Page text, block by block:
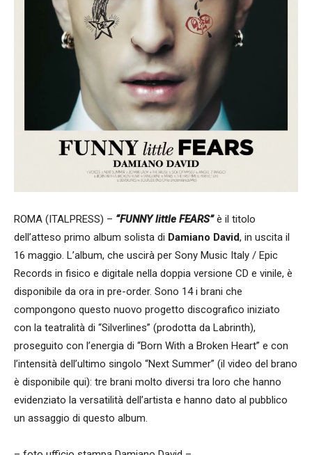
ROMA (ITALPRESS) – “FUNNY little FEARS” è il titolo
dell’atteso primo album solista di Damiano David, in uscita il
16 maggio. L’album, che uscirà per Sony Music Italy / Epic
Records in fisico e digitale nella doppia versione CD e vinile, è
disponibile da ora in pre-order. Sono 14 i brani che
compongono questo nuovo progetto discografico iniziato
con la teatralità di “Silverlines” (prodotta da Labrinth),
proseguito con l’energia di “Born With a Broken Heart” e con
l’intensità dell’ultimo singolo “Next Summer” (il video del brano
è disponibile qui): tre brani molto diversi tra loro che hanno
evidenziato la versatilità dell’artista e hanno dato al pubblico
un assaggio di questo album.